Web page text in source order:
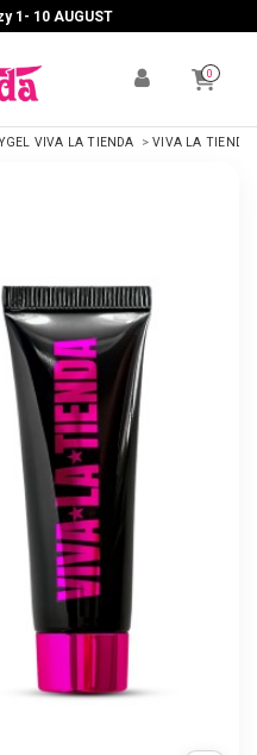
1- 10 AUGUST
0
VIVA LA TIENDA VIVA LA TIENDA